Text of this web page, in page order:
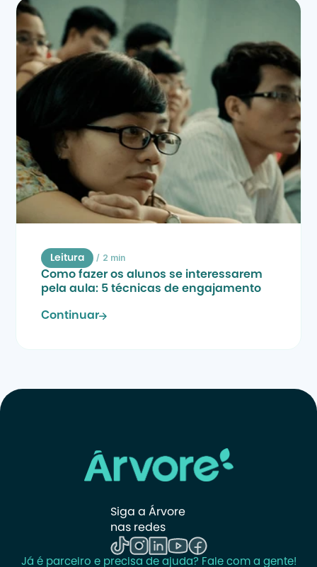
Leitura / 2 min
Como fazer os alunos se interessarem
pela aula: 5 técnicas de engajamento
Continuar
Siga a Árvore
nas redes
Já é parceiro e precisa de ajuda? Fale com a gente!